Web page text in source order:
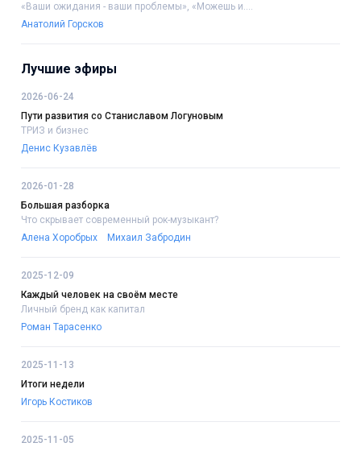
«Ваши ожидания - ваши проблемы», «Можешь и....
Анатолий Горсков
Лучшие эфиры
2026-06-24
Пути развития со Станиславом Логуновым
ТРИЗ и бизнес
Денис Кузавлёв
2026-01-28
Большая разборка
Что скрывает современный рок-музыкант?
Алена Хоробрых
Михаил Забродин
2025-12-09
Каждый человек на своём месте
Личный бренд как капитал
Роман Тарасенко
2025-11-13
Итоги недели
Игорь Костиков
2025-11-05